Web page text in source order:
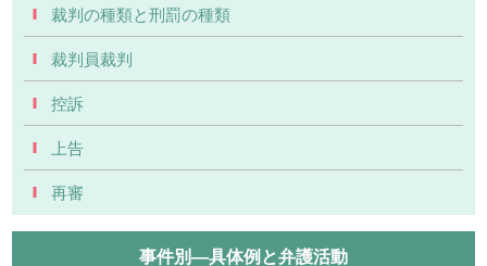
裁判の種類と刑罰の種類
裁判員裁判
控訴
上告
再審
事件別―具体例と弁護活動